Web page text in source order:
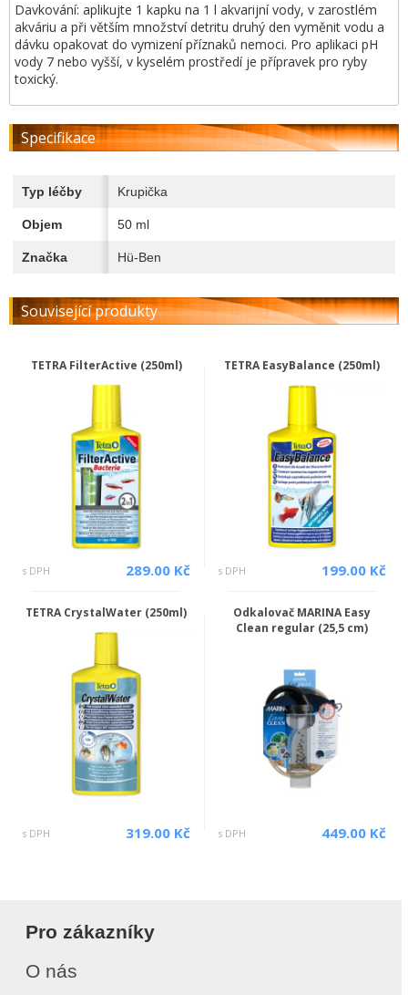
Davkování: aplikujte 1 kapku na 1 l akvarijní vody, v zarostlém
akváriu a při větším množství detritu druhý den vyměnit vodu a
dávku opakovat do vymizení příznaků nemoci. Pro aplikaci pH
vody 7 nebo vyšší, v kyselém prostředí je přípravek pro ryby
toxický.
Specifikace
Typ léčby Krupička
Objem 50 ml
Značka Hü-Ben
Související produkty
TETRA FilterActive (250ml)
s DPH 289.00 Kč
TETRA EasyBalance (250ml)
s DPH 199.00 Kč
TETRA CrystalWater (250ml)
s DPH 319.00 Kč
Odkalovač MARINA Easy
Clean regular (25,5 cm)
s DPH 449.00 Kč
Pro zákazníky
O nás